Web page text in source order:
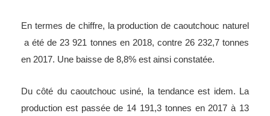
En termes de chiffre, la production de caoutchouc naturel
a été de 23 921 tonnes en 2018, contre 26 232,7 tonnes
en 2017. Une baisse de 8,8% est ainsi constatée.
Du côté du caoutchouc usiné, la tendance est idem. La
production est passée de 14 191,3 tonnes en 2017 à 13